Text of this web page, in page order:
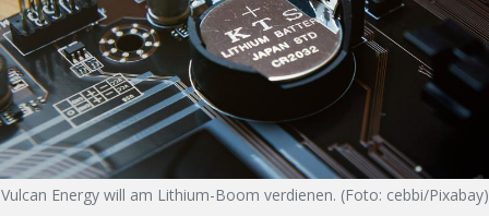
Vulcan Energy will am Lithium-Boom verdienen. (Foto: cebbi/Pixabay)